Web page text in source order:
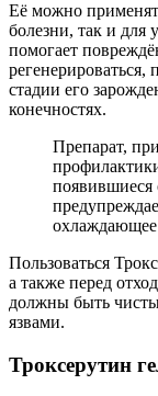
Её можно
болезни, так и для
помогает
регенерироваться,
стадии его
конечностях.
Препарат,
появившиеся
охлаждающее
Пользоваться
а также перед
должны быть
язвами.
Троксерутин